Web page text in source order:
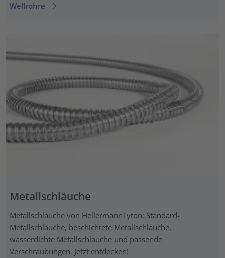
Wellrohre
Metallschläuche
Metallschläuche von HellermannTyton: Standard-
Metallschläuche, beschichtete Metallschläuche,
wasserdichte Metallschläuche und passende
Verschraubungen. Jetzt entdecken!